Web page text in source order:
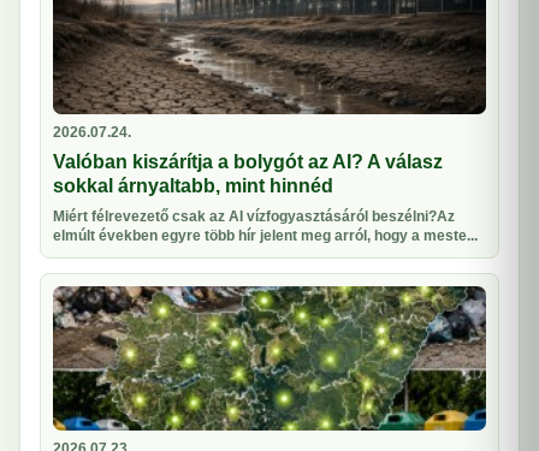
2026.07.24.
Valóban kiszárítja a bolygót az AI? A válasz
sokkal árnyaltabb, mint hinnéd
Miért félrevezető csak az AI vízfogyasztásáról beszélni?Az
elmúlt években egyre több hír jelent meg arról, hogy a meste...